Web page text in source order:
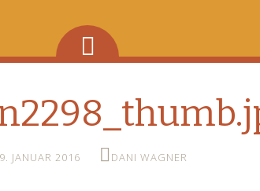
9. JANUAR 2016 DANI WAGNER